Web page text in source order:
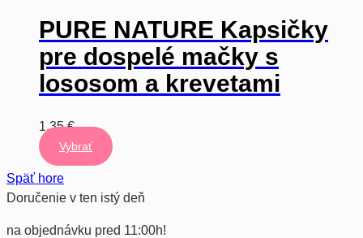
PURE NATURE Kapsičky
pre dospelé mačky s
lososom a krevetami
1,35€
Vybrať
Tento
výrobok
má
viacero
Späť hore
Doručenie v ten istý deň
na objednávku pred 11:00h!